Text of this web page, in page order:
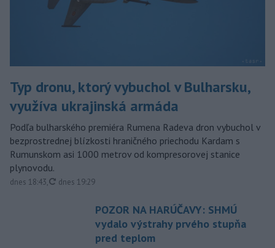
Typ dronu, ktorý vybuchol v Bulharsku,
využíva ukrajinská armáda
Podľa bulharského premiéra Rumena Radeva dron vybuchol v
bezprostrednej blízkosti hraničného priechodu Kardam s
Rumunskom asi 1000 metrov od kompresorovej stanice
plynovodu.
dnes 18:43, aktualizované
dnes 19:29
POZOR NA HARÚČAVY: SHMÚ
vydalo výstrahy prvého stupňa
pred teplom